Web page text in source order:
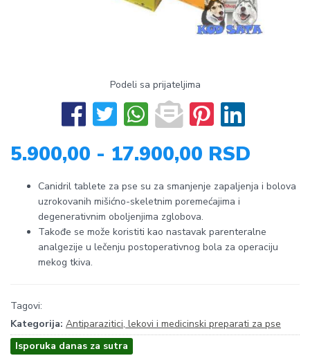
Podeli sa prijateljima
5.900,00 - 17.900,00 RSD
Canidril tablete za pse su za smanjenje zapaljenja i bolova
uzrokovanih mišićno-skeletnim poremećajima i
degenerativnim oboljenjima zglobova.
Takođe se može koristiti kao nastavak parenteralne
analgezije u lečenju postoperativnog bola za operaciju
mekog tkiva.
Tagovi:
Kategorija: Antiparazitici, lekovi i medicinski preparati za pse
Isporuka danas za sutra